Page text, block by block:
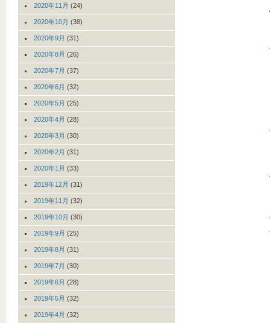
2020年11月 (24)
2020年10月 (38)
2020年9月 (31)
2020年8月 (26)
2020年7月 (37)
2020年6月 (32)
2020年5月 (25)
2020年4月 (28)
2020年3月 (30)
2020年2月 (31)
2020年1月 (33)
2019年12月 (31)
2019年11月 (32)
2019年10月 (30)
2019年9月 (25)
2019年8月 (31)
2019年7月 (30)
2019年6月 (28)
2019年5月 (32)
2019年4月 (32)